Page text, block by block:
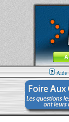
MacBook-fr.com :
Aller au
Menu
Aide